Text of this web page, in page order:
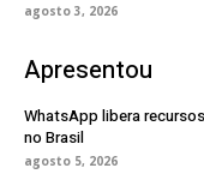
agosto 3, 2026
Apresentou
WhatsApp libera
no Brasil
agosto 5, 2026